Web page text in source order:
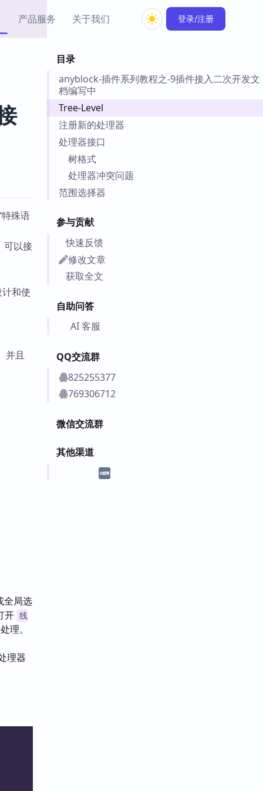
产品服务
思维导图插件
出品的闪念笔记
实例库
Obsidian 教程
Zotero 教程
关于我们 登录/注册
目录
anyblock-插件系列教程之-9插件接入二次开发文
档编写中
Tree-Level
注册新的处理器
处理器接口
树格式
处理器冲突问题
范围选择器
参与贡献
快速反馈
修改文章
获取全文
自助问答
AI 客服
QQ交流群
825255377
769306712
微信交流群
其他渠道
殊语
可以接
和使
并且
全局选
开 线
理。
理器